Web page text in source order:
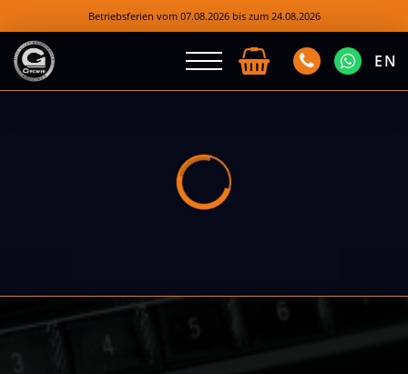
Betriebsferien vom 07.08.2026 bis zum 24.08.2026
EN